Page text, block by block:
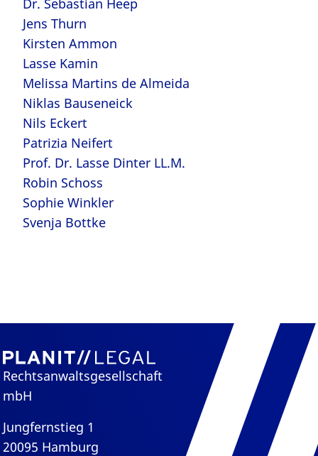
Jens Thurn
Kirsten Ammon
Lasse Kamin
Melissa Martins de Almeida
Niklas Bauseneick
Nils Eckert
Patrizia Neifert
Prof. Dr. Lasse Dinter LL.M.
Robin Schoss
Sophie Winkler
Svenja Bottke
Rechtsanwaltsgesellschaft
mbH
Jungfernstieg 1
20095 Hamburg